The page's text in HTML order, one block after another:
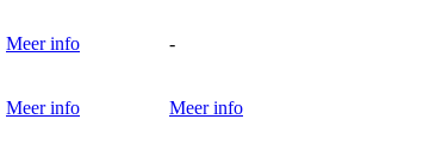
Meer info -
Meer info Meer info